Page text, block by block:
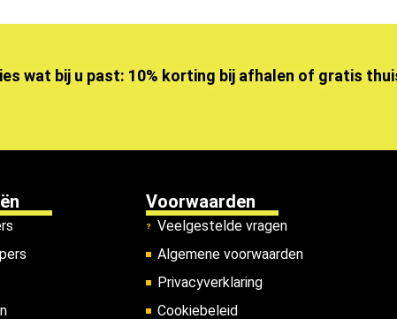
wat bij u past: 10% korting bij afhalen of gratis
Voorwaarden
Veelgestelde vragen
Algemene voorwaarden
Privacyverklaring
Cookiebeleid